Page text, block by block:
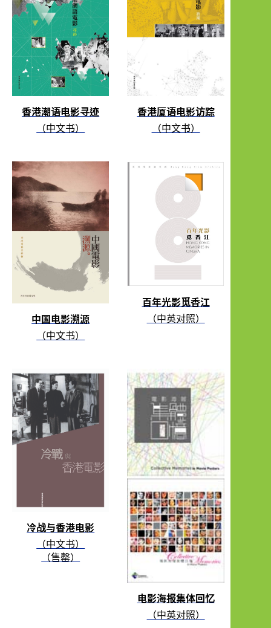
香港潮语电影寻迹
（中文书）
香港厦语电影访踪
（中文书）
中国电影溯源
（中文书）
百年光影觅香江
（中英对照）
冷战与香港电影
（中文书）
（售罄）
电影海报集体回忆
（中英对照）